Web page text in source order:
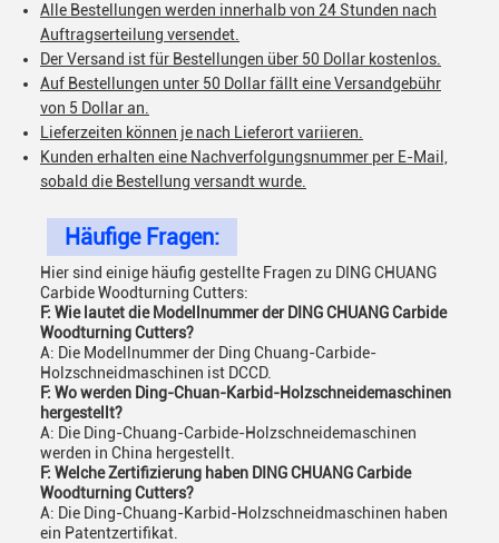
Alle Bestellungen werden innerhalb von 24 Stunden nach
Auftragserteilung versendet.
Der Versand ist für Bestellungen über 50 Dollar kostenlos.
Auf Bestellungen unter 50 Dollar fällt eine Versandgebühr
von 5 Dollar an.
Lieferzeiten können je nach Lieferort variieren.
Kunden erhalten eine Nachverfolgungsnummer per E-Mail,
sobald die Bestellung versandt wurde.
Häufige Fragen:
Hier sind einige häufig gestellte Fragen zu DING CHUANG
Carbide Woodturning Cutters:
F: Wie lautet die Modellnummer der DING CHUANG Carbide
Woodturning Cutters?
A: Die Modellnummer der Ding Chuang-Carbide-
Holzschneidmaschinen ist DCCD.
F: Wo werden Ding-Chuan-Karbid-Holzschneidemaschinen
hergestellt?
A: Die Ding-Chuang-Carbide-Holzschneidemaschinen
werden in China hergestellt.
F: Welche Zertifizierung haben DING CHUANG Carbide
Woodturning Cutters?
A: Die Ding-Chuang-Karbid-Holzschneidmaschinen haben
ein Patentzertifikat.